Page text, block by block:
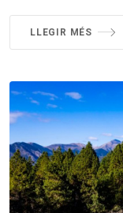
LLEGIR MÉS